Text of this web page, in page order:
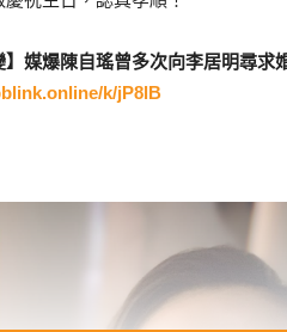
】媒爆陳自瑤曾多次向李居明尋求
k/jP8lB